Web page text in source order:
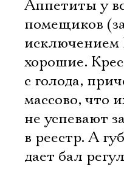
Аппетиты у
помещиков
исключением
хорошие.
с голода,
массово, что
не успевают
в реестр. А
дает бал